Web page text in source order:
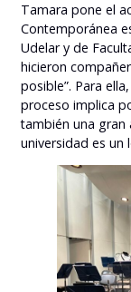
Tamara pone el
Contemporánea
Udelar y de
hicieron
posible”. Para
proceso implica
también una gran
universidad es un